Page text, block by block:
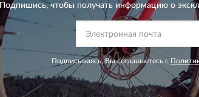
Подпишись, чтобы получать информацию о
Подписываясь, Вы соглашаетесь с